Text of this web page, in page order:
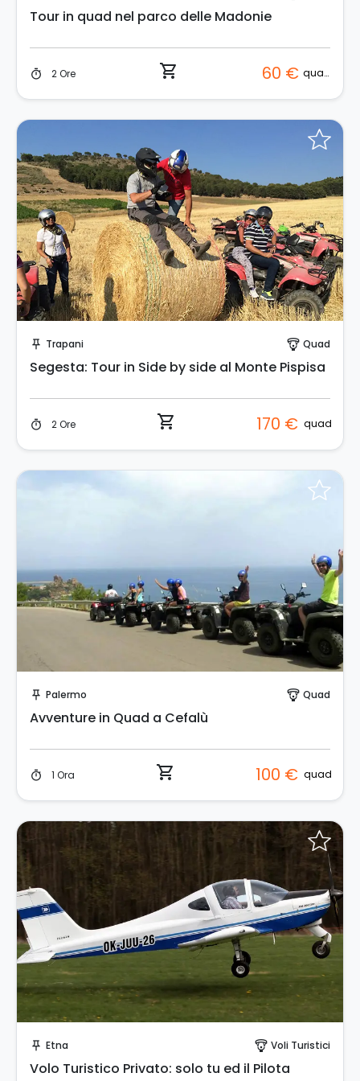
Tour in quad nel parco delle Madonie
timer 2 Ore shopping_cart 60 € quad
push_pin Trapani paragliding Quad
Segesta: Tour in Side by side al Monte Pispisa
timer 2 Ore shopping_cart 170 € quad
push_pin Palermo paragliding Quad
Avventure in Quad a Cefalù
timer 1 Ora shopping_cart 100 € quad
push_pin Etna paragliding Voli Turistici
Volo Turistico Privato: solo tu ed il Pilota